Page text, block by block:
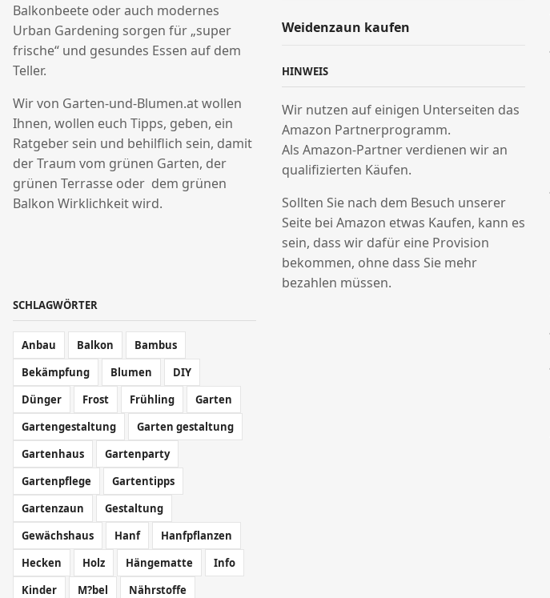
Balkonbeete oder auch modernes
Urban Gardening sorgen für „super
frische“ und gesundes Essen auf dem
Teller.
Wir von Garten-und-Blumen.at wollen
Ihnen, wollen euch Tipps, geben, ein
Ratgeber sein und behilflich sein, damit
der Traum vom grünen Garten, der
grünen Terrasse oder dem grünen
Balkon Wirklichkeit wird.
SCHLAGWÖRTER
Anbau Balkon
Bambus
Bekämpfung
Blumen
DIY
Dünger
Frost Frühling
Garten
Gartengestaltung
Garten gestaltung
Gartenhaus
Gartenparty
Gartenpflege
Gartentipps
Gartenzaun
Gestaltung
Gewächshaus
Hanf
Hanfpflanzen
Hecken
Holz Hängematte
Info
Kinder
M?bel
Nährstoffe
Weidenzaun kaufen
HINWEIS
Wir nutzen auf einigen Unterseiten das
Amazon Partnerprogramm.
Als Amazon-Partner verdienen wir an
qualifizierten Käufen.
Sollten Sie nach dem Besuch unserer
Seite bei Amazon etwas Kaufen, kann es
sein, dass wir dafür eine Provision
bekommen, ohne dass Sie mehr
bezahlen müssen.